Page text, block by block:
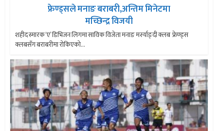
फ्रेण्ड्सले मनाङ बराबरी,अन्तिम मिनेटमा
मच्छिन्द्र विजयी
शहीद स्मारक ‘ए’ डिभिजन लिगमा साविक विजेता मनाङ मर्स्याङ्दी क्लब फ्रेण्ड्स
क्लबसँग बराबरीमा रोकिएको...